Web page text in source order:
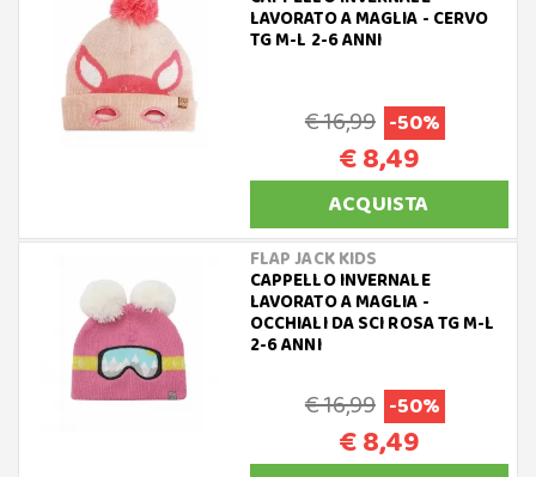
LAVORATO A MAGLIA - CERVO
TG M-L 2-6 ANNI
€ 16,99 -50%
€ 8,49
ACQUISTA
FLAP JACK KIDS
CAPPELLO INVERNALE
LAVORATO A MAGLIA -
OCCHIALI DA SCI ROSA TG M-L
2-6 ANNI
€ 16,99 -50%
€ 8,49